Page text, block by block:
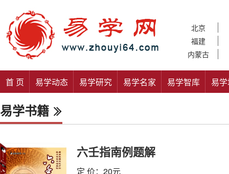
北京
福建
内蒙古
首 页 易学动态 易学研究 易学名家 易学智库 易
易学书籍
六壬指南例题解
定 价：20元